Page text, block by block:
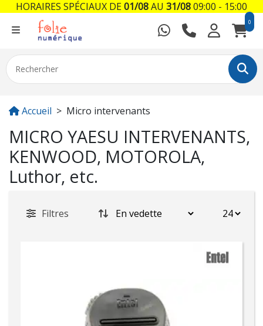
0
Accueil Micro intervenants
MICRO YAESU INTERVENANTS,
KENWOOD, MOTOROLA,
Luthor, etc.
Filtres
HORAIRES SPÉCIAUX DE01/08AU 31/0809:00 - 15:00